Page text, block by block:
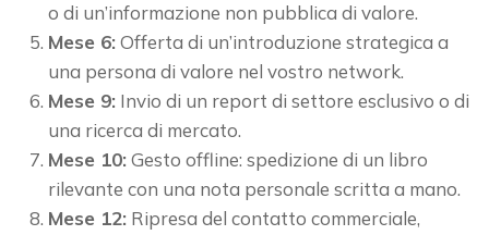
o di un’informazione non pubblica di valore.
Mese 6: Offerta di un’introduzione strategica a
una persona di valore nel vostro network.
Mese 9: Invio di un report di settore esclusivo o di
una ricerca di mercato.
Mese 10: Gesto offline: spedizione di un libro
rilevante con una nota personale scritta a mano.
Mese 12: Ripresa del contatto commerciale,